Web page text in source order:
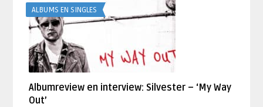
ALBUMS EN SINGLES
Albumreview en interview: Silvester – ‘My Way
Out’